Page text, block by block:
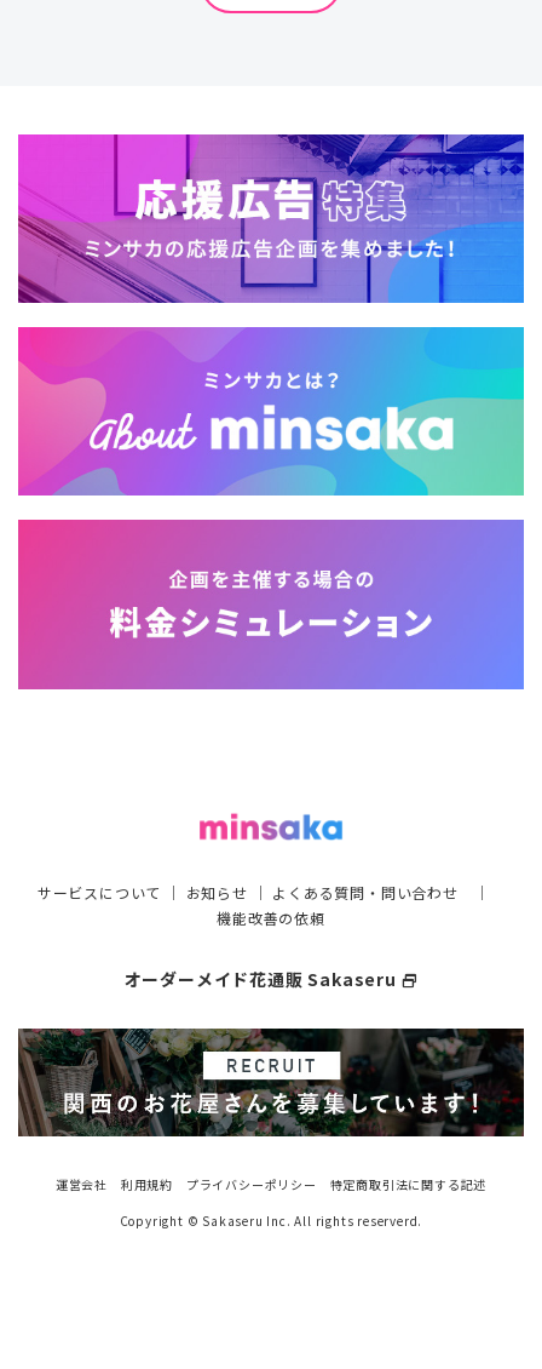
サービスについて ｜ お知らせ ｜ よくある質問・問い合わせ ｜
機能改善の依頼
オーダーメイド花通販 Sakaseru select_window
運営会社 利用規約 プライバシーポリシー
特定商取引法に関する記述
Copyright © Sakaseru Inc. All rights reserverd.